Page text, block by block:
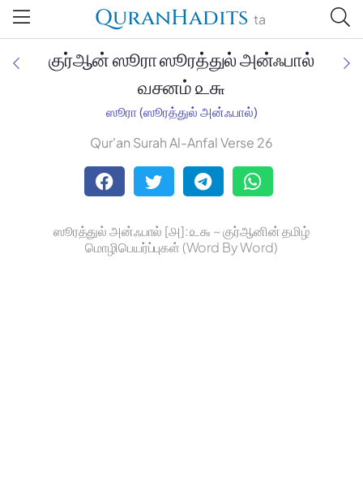
QuranHadits ta
Jan Trust Foundation
Mufti Omar Sheriff Qasimi,
குர்ஆன் ஸூரா ஸூரத்துல் அன்ஃபால்
வசனம் ௨௬
ஸூரா (ஸூரத்துல் அன்ஃபால்)
Qur'an Surah Al-Anfal Verse 26
ஸூரத்துல் அன்ஃபால் [௮]: ௨௬ ~ குர்ஆனின் தமிழ்
மொழிபெயர்ப்புகள் (Word By Word)